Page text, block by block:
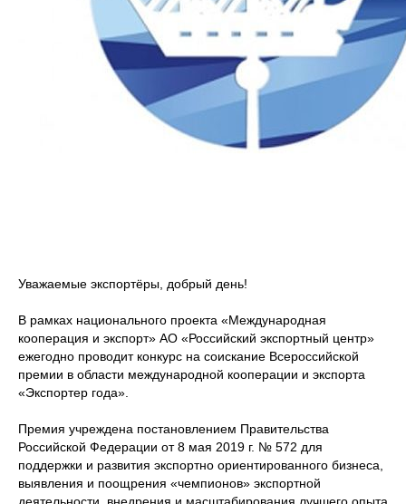
Уважаемые экспортёры, добрый день!
В рамках национального проекта «Международная
кооперация и экспорт» АО «Российский экспортный центр»
ежегодно проводит конкурс на соискание Всероссийской
премии в области международной кооперации и экспорта
«Экспортер года».
Премия учреждена постановлением Правительства
Российской Федерации от 8 мая 2019 г. № 572 для
поддержки и развития экспортно ориентированного бизнеса,
выявления и поощрения «чемпионов» экспортной